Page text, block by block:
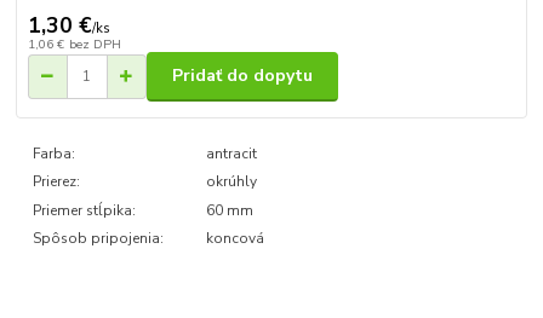
1,30 €/ks
1,06 € bez DPH
Pridať do dopytu
Farba:
antracit
Prierez:
okrúhly
Priemer stĺpika:
60 mm
Spôsob pripojenia:
koncová